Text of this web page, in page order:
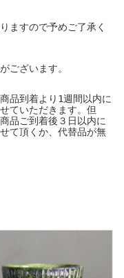
ますので予めご了承く
ございます。
品到着より1週間以内に
ていただきます。但
品ご到着後３日以内に
て頂くか、代替品が無